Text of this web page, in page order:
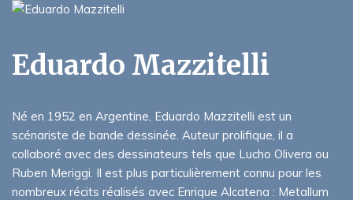
Eduardo Mazzitelli
Né en 1952 en Argentine, Eduardo Mazzitelli est un
scénariste de bande dessinée. Auteur prolifique, il a
collaboré avec des dessinateurs tels que Lucho Olivera ou
Ruben Meriggi. Il est plus particulièrement connu pour les
nombreux récits réalisés avec Enrique Alcatena : Metallum